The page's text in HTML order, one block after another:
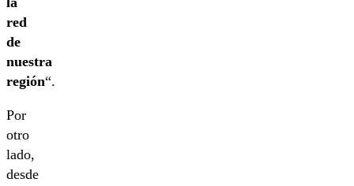
red
de
nuestra
región“.
Por
otro
lado,
desde